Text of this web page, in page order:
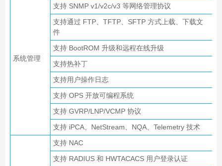
系统管理
支持 SNMP v1/v2c/v3 等网络管理协议
支持通过 FTP、TFTP、SFTP 方式上载、下载文
件
支持 BootROM 升级和远程在线升级
支持热补丁
支持用户操作日志
支持 OPS 开放可编程系统
支持 GVRP/LNP/VCMP 协议
支持 iPCA、NetStream、NQA、Telemetry 技术
支持 NAC
支持 RADIUS 和 HWTACACS 用户登录认证